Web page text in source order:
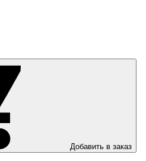
Добавить в заказ